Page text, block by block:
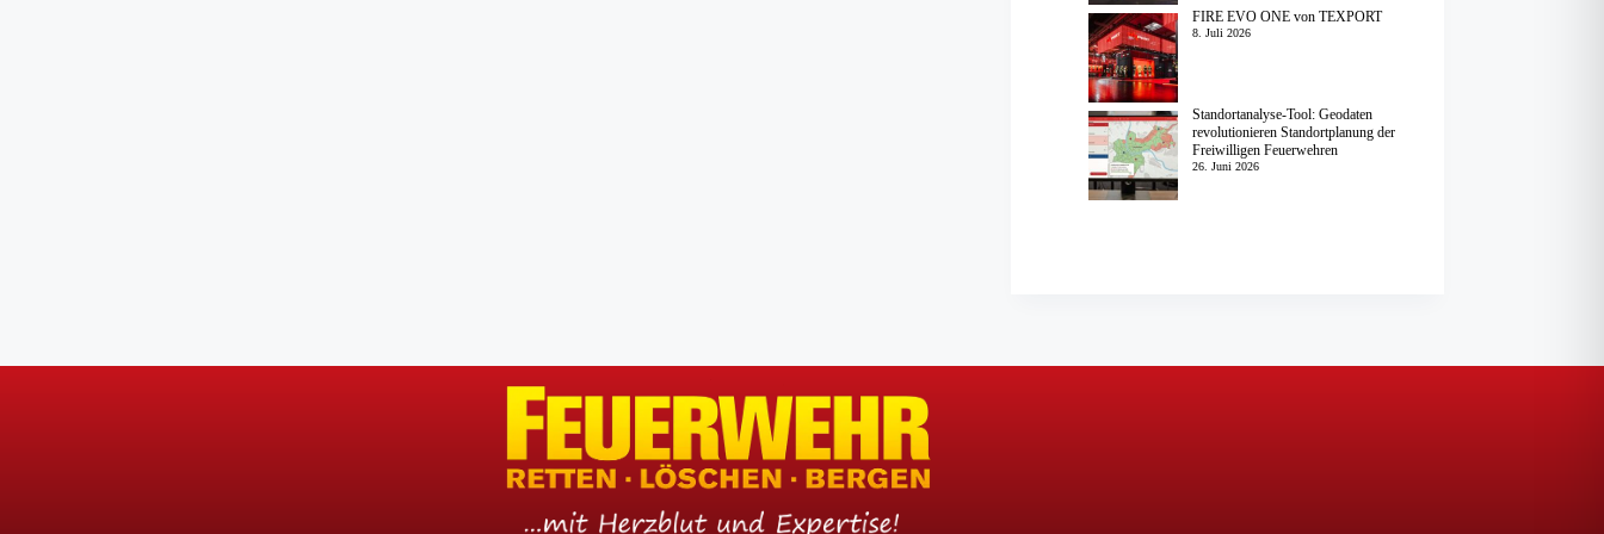
FIRE EVO ONE von TEXPORT
8. Juli 2026
Standortanalyse-Tool: Geodaten
revolutionieren Standortplanung der
Freiwilligen Feuerwehren
26. Juni 2026